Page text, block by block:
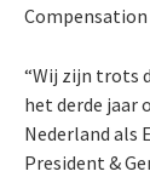
“Wij zijn trots
het derde jaar
Nederland als
President &